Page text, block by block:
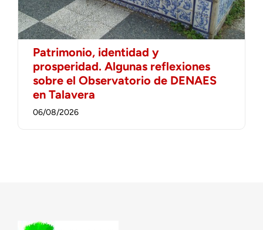
Patrimonio, identidad y
prosperidad. Algunas reflexiones
sobre el Observatorio de DENAES
en Talavera
06/08/2026